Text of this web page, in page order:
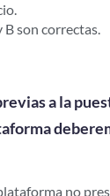
B son correctas.
a la
no